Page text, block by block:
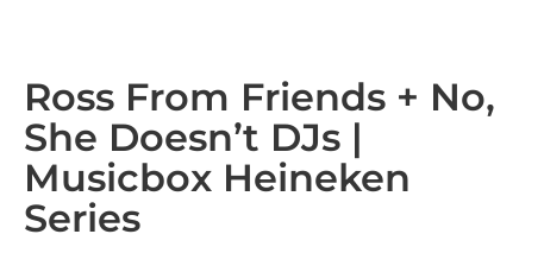
Ross From Friends + No,
She Doesn’t DJs |
Musicbox Heineken
Series